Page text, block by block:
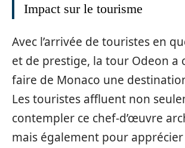
Impact sur le tourisme
Avec l’arrivée de touristes en
et de prestige, la tour Odeon a
faire de Monaco une
Les touristes affluent non
contempler ce chef-d’œuvre
mais également pour apprécier